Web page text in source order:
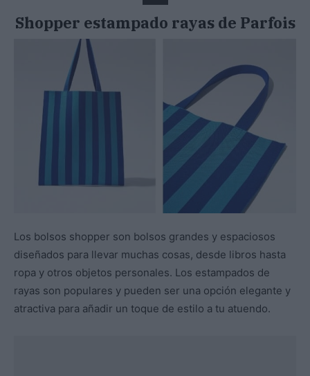
Shopper estampado rayas de Parfois
Los bolsos shopper son bolsos grandes y espaciosos
diseñados para llevar muchas cosas, desde libros hasta
ropa y otros objetos personales. Los estampados de
rayas son populares y pueden ser una opción elegante y
atractiva para añadir un toque de estilo a tu atuendo.